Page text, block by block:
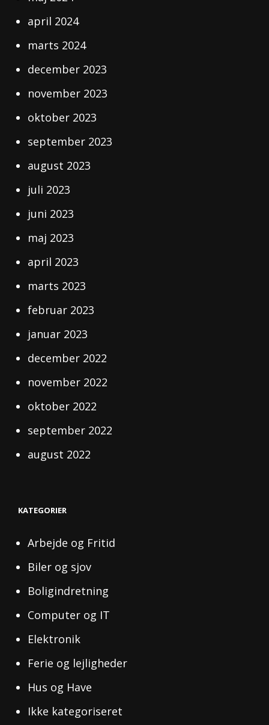
april 2024
marts 2024
december 2023
november 2023
oktober 2023
september 2023
august 2023
juli 2023
juni 2023
maj 2023
april 2023
marts 2023
februar 2023
januar 2023
december 2022
november 2022
oktober 2022
september 2022
august 2022
KATEGORIER
Arbejde og Fritid
Biler og sjov
Boligindretning
Computer og IT
Elektronik
Ferie og lejligheder
Hus og Have
Ikke kategoriseret